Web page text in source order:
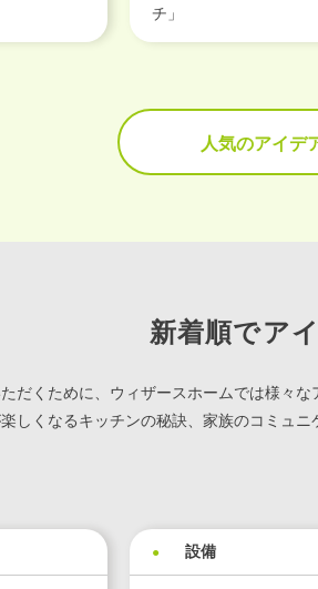
エリア
チ」
人気のアイデ
新着順でア
だくために、ウィザースホームでは様々な
しくなるキッチンの秘訣、家族のコミュ
設備